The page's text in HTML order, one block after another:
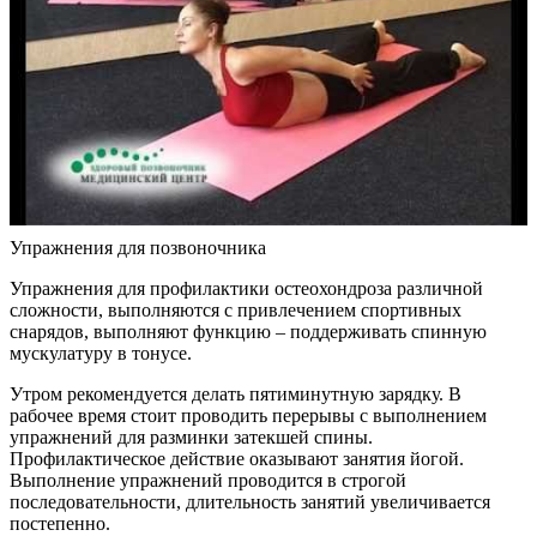
Упражнения для позвоночника
Упражнения для профилактики остеохондроза различной
сложности, выполняются с привлечением спортивных
снарядов, выполняют функцию – поддерживать спинную
мускулатуру в тонусе.
Утром рекомендуется делать пятиминутную зарядку. В
рабочее время стоит проводить перерывы с выполнением
упражнений для разминки затекшей спины.
Профилактическое действие оказывают занятия йогой.
Выполнение упражнений проводится в строгой
последовательности, длительность занятий увеличивается
постепенно.